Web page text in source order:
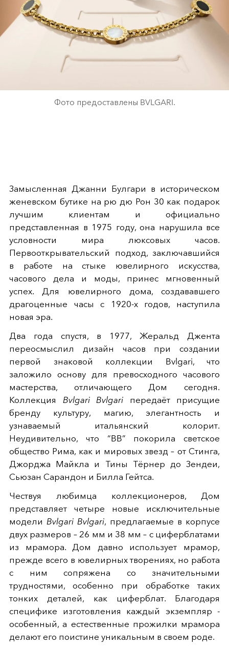
Фото предоставлены BVLGARI.
Замысленная Джанни Булгари в историческом
женевском бутике на рю дю Рон 30 как подарок
лучшим клиентам и официально
представленная в 1975 году, она нарушила все
условности мира люксовых часов.
Первооткрывательский подход, заключавшийся
в работе на стыке ювелирного искусства,
часового дела и моды, принес мгновенный
успех. Для ювелирного дома, создававшего
драгоценные часы с 1920-х годов, наступила
новая эра.
Два года спустя, в 1977, Жеральд Джента
переосмыслил дизайн часов при создании
первой знаковой коллекции Bvlgari, что
заложило основу для превосходного часового
мастерства, отличающего Дом сегодня.
Коллекция Bvlgari Bvlgari передаёт присущие
бренду культуру, магию, элегантность и
узнаваемый итальянский колорит.
Неудивительно, что “BB” покорила светское
общество Рима, как и мировых звезд – от Стинга,
Джорджа Майкла и Тины Тёрнер до Зендеи,
Сьюзан Сарандон и Билла Гейтса.
Чествуя любимца коллекционеров, Дом
представляет четыре новые исключительные
модели Bvlgari Bvlgari, предлагаемые в корпусе
двух размеров – 26 мм и 38 мм – с циферблатами
из мрамора. Дом давно использует мрамор,
прежде всего в ювелирных творениях, но работа
с ним сопряжена со значительными
трудностями, особенно при обработке таких
тонких деталей, как циферблат. Благодаря
специфике изготовления каждый экземпляр -
особенный, а естественные прожилки мрамора
делают его поистине уникальным в своем роде.